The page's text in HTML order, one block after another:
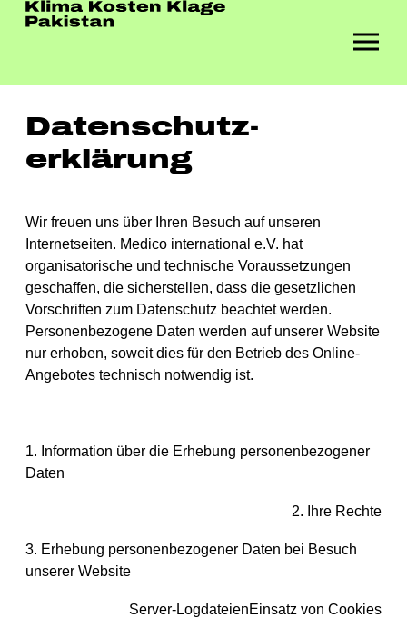
Skip to main navigation
Zum Hauptinhalt springen
Skip to page footer
Datenschutz­
erklärung
Wir freuen uns über Ihren Besuch auf unseren
Internetseiten. Medico international e.V. hat
organisatorische und technische Voraussetzungen
geschaffen, die sicherstellen, dass die gesetzlichen
Vorschriften zum Datenschutz beachtet werden.
Personenbezogene Daten werden auf unserer Website
nur erhoben, soweit dies für den Betrieb des Online-
Angebotes technisch notwendig ist.
1. Information über die Erhebung personenbezogener
Daten
2. Ihre Rechte
3. Erhebung personenbezogener Daten bei Besuch
unserer Website
Server-LogdateienEinsatz von Cookies